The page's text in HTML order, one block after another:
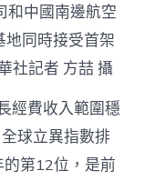
和中國南邊航空
同時接受首架
社記者 方喆 攝
經費收入範圍穩
球立異指數排
第12位，是前